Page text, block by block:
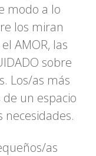
modo a lo
los miran
AMOR, las
sobre
Los/as más
un espacio
necesidades.
as